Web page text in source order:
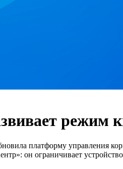
платформу управления
он ограничивает